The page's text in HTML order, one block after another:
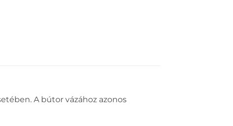
A bútor vázához azonos